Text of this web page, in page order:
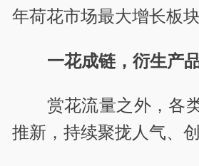
年荷花市场最大增长板块
一花成链，衍生产
赏花流量之外，各
推新，持续聚拢人气、创